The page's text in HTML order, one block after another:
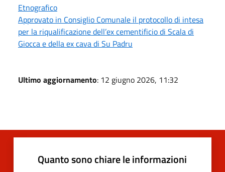
Etnografico
Approvato in Consiglio Comunale il protocollo di intesa
per la riqualificazione dell’ex cementificio di Scala di
Giocca e della ex cava di Su Padru
Ultimo aggiornamento: 12 giugno 2026, 11:32
Quanto sono chiare le informazioni